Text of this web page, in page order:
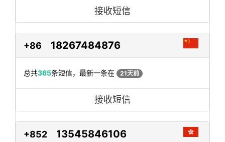
接收短信
+86 18267484876
总共365条短信，最新一条在 21天前
接收短信
+852 13545846106